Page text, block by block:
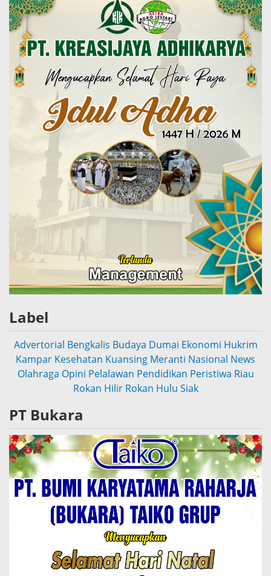
Label
Advertorial Bengkalis Budaya Dumai Ekonomi Hukrim
Kampar Kesehatan Kuansing Meranti Nasional News
Olahraga Opini Pelalawan Pendidikan Peristiwa Riau
Rokan Hilir Rokan Hulu Siak
PT Bukara